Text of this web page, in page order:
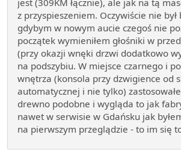
z przyspieszeniem. Oczywiście nie był
gdybym w nowym aucie czegoś nie
początek wymieniłem głośniki w
(przy okazji wnęki drzwi dodatkowo
na podszybiu. W miejsce czarnego i
wnętrza (konsola przy dzwigience od
automatycznej i nie tylko)
drewno podobne i wygląda to jak
nawet w serwisie w Gdańsku jak
na pierwszym przeglądzie - to im się